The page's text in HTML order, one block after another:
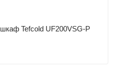
Tefcold UF200VSG-P